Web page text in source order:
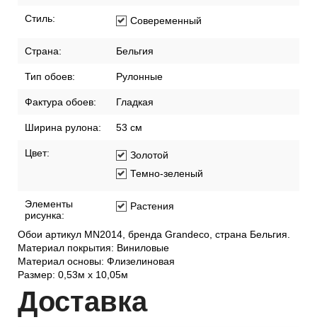
Стиль: Совеременный
Страна: Бельгия
Тип обоев: Рулонные
Фактура обоев: Гладкая
Ширина рулона: 53 см
Цвет:
Золотой
Темно-зеленый
Элементы
рисунка:
Растения
Обои артикул MN2014, бренда Grandeco, страна Бельгия.
Материал покрытия: Виниловые
Материал основы: Флизелиновая
Размер: 0,53м x 10,05м
Доставка